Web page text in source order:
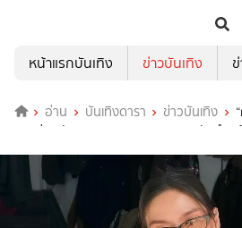
หน้าแรกบันเทิง
ข่าวบันเทิง
อ่าน บันเทิงดารา ข่าวบันเทิง
เหตุ ส่งพนักงานสอบสวนตรวจสอบ ยันจำห